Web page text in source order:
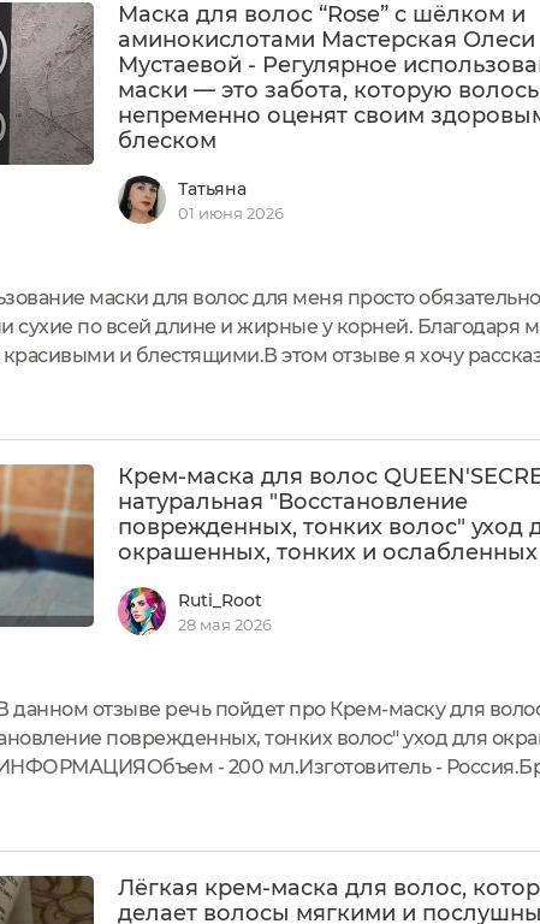
Маска для волос “Rose” с шёлком и
аминокислотами Мастерская Олеси
Мустаевой - Регулярное
маски — это забота, которую
непременно оценят своим
блеском
Татьяна
01 июня 2026
маски для волос для меня просто
сухие по всей длине и жирные у корней. Благодаря
и блестящими.В этом отзыве я хочу
Крем-маска для волос
натуральная "Восстановление
поврежденных, тонких волос" уход
окрашенных, тонких и
Ruti_Root
28 мая 2026
данном отзыве речь пойдет про Крем-маску для
поврежденных, тонких волос" уход для
- 200 мл.Изготовитель -
seed оil (масло конопляное), Hippophae...
Лёгкая крем-маска для волос,
делает волосы мягкими и